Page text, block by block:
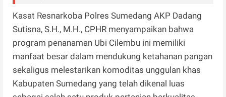
Kasat Resnarkoba Polres Sumedang AKP Dadang
Sutisna, S.H., M.H., CPHR menyampaikan bahwa
program penanaman Ubi Cilembu ini memiliki
manfaat besar dalam mendukung ketahanan pangan
sekaligus melestarikan komoditas unggulan khas
Kabupaten Sumedang yang telah dikenal luas